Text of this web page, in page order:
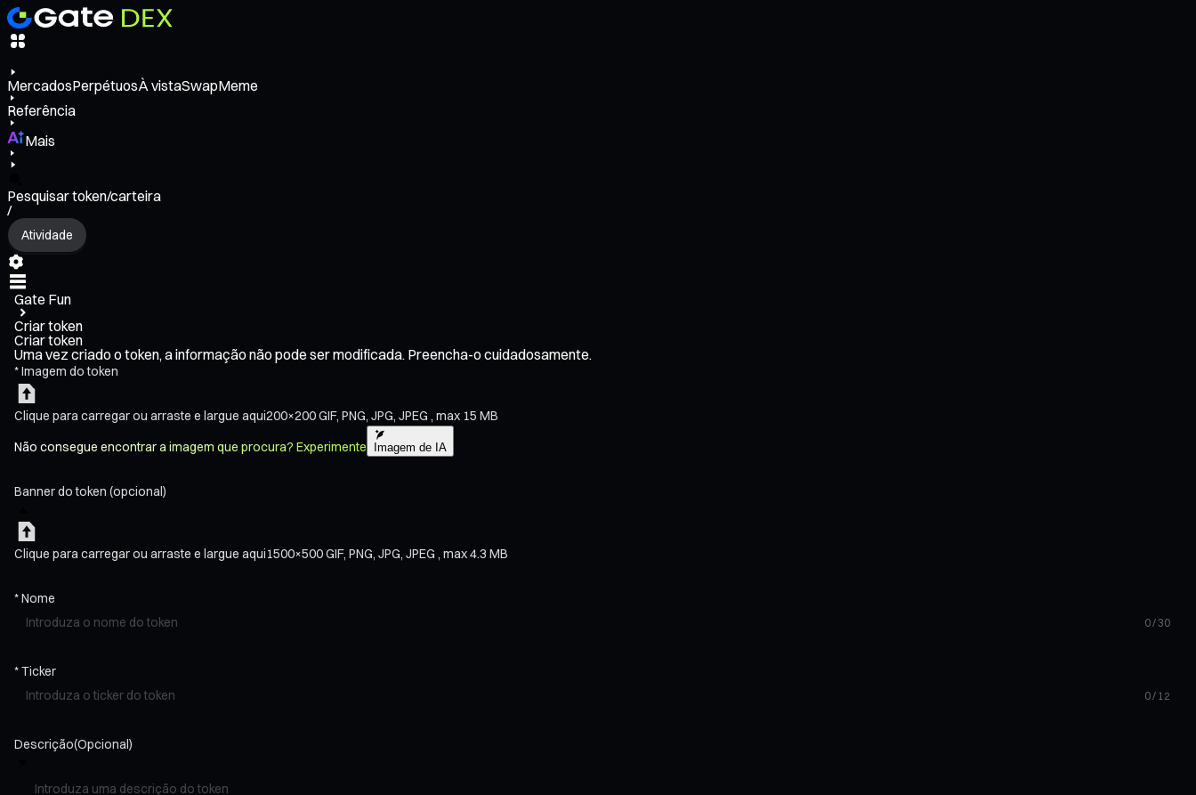
MercadosPerpétuosÀ vistaSwapMeme
Referência
Mais
Pesquisar token/carteira
/
Atividade
Gate Fun
Criar token
Criar token
Uma vez criado o token, a informação não pode ser modificada. Preencha-o cuidadosamente.
*Imagem do token
Clique para carregarou arraste e largue aqui200×200GIF, PNG, JPG, JPEG , max 15 MB
Não consegue encontrar a imagem que procura? Experimente
Imagem de IA
Banner do token (opcional)
Clique para carregarou arraste e largue aqui1500×500GIF, PNG, JPG, JPEG , max 4.3 MB
*Nome
0 / 30
*Ticker
0 / 12
Descrição(Opcional)